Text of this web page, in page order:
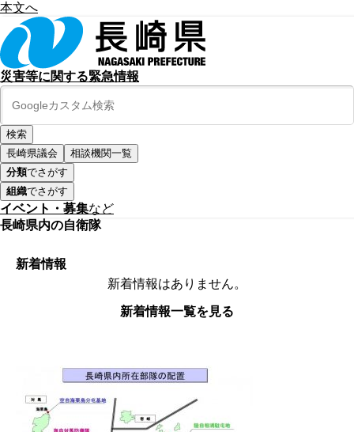
本文へ
災害等に関する緊急情報
長崎県議会
相談機関一覧
分類でさがす
組織でさがす
イベント・募集など
長崎県内の自衛隊
新着情報
新着情報はありません。
新着情報一覧を見る